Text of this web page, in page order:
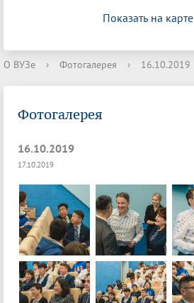
Показать на карте
О ВУЗе › Фотогалерея › 16.10.2019
Фотогалерея
16.10.2019
17.10.2019